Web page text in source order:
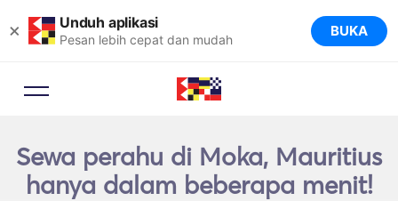
× Unduh aplikasi
Pesan lebih cepat dan mudah BUKA
Sewa perahu di Moka, Mauritius
hanya dalam beberapa menit!